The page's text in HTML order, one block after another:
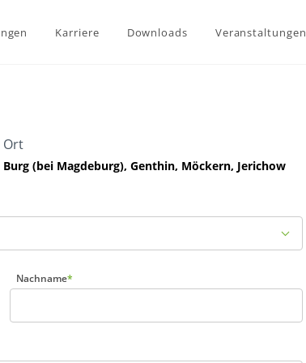
Karriere Downloads Veranstaltungen
Ort
Burg (bei Magdeburg), Genthin, Möckern, Jerichow
Nachname*